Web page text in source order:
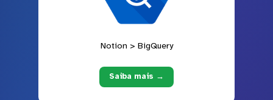
Notion > BigQuery
Saiba mais →